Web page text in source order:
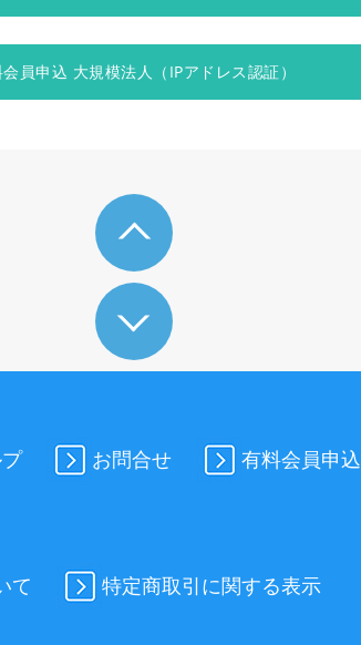
員申込 大規模法人（IPアドレス認証）
お問合せ 有料会員申込
て 特定商取引に関する表示